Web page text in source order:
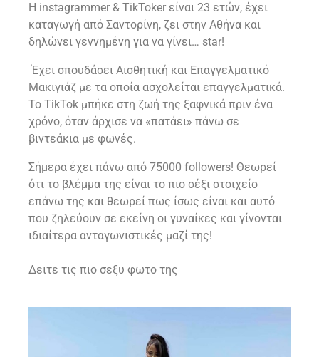
Η instagrammer & TikToker είναι 23 ετών, έχει
καταγωγή από Σαντορίνη, ζει στην Αθήνα και
δηλώνει γεννημένη για να γίνει… star!
Έχει σπουδάσει Αισθητική και Επαγγελματικό
Μακιγιάζ με τα οποία ασχολείται επαγγελματικά.
To TikTok μπήκε στη ζωή της ξαφνικά πριν ένα
χρόνο, όταν άρχισε να «πατάει» πάνω σε
βιντεάκια με φωνές.
Σήμερα έχει πάνω από 75000 followers! Θεωρεί
ότι το βλέμμα της είναι το πιο σέξι στοιχείο
επάνω της και θεωρεί πως ίσως είναι και αυτό
που ζηλεύουν σε εκείνη οι γυναίκες και γίνονται
ιδιαίτερα ανταγωνιστικές μαζί της!
Δειτε τις πιο σεξυ φωτο της